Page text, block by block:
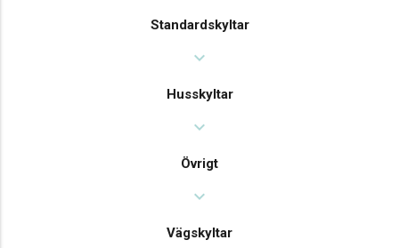
Standardskyltar
expand_more
Husskyltar
expand_more
Övrigt
expand_more
Vägskyltar